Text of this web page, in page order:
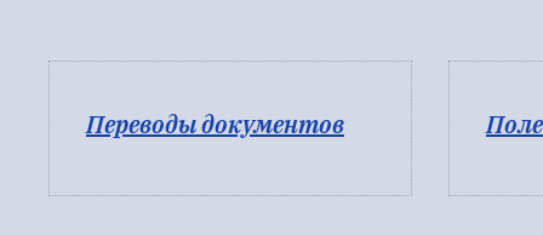
Переводы документов